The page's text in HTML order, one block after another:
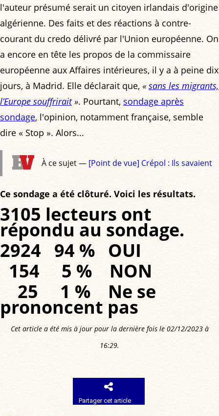
l'auteur présumé serait un citoyen irlandais d'origine
algérienne. Des faits et des réactions à contre-
courant du credo délivré par l'Union européenne. On
a encore en tête les propos de la commissaire
européenne aux Affaires intérieures, il y a à peine dix
jours, à Madrid. Elle déclarait que, « sans les migrants,
l’Europe souffrirait». Pourtant, sondage après
sondage, l'opinion, notamment française, semble
dire « Stop ». Alors...
À ce sujet — [Point de vue] Crépol : Ils savaient
Ce sondage a été clôturé. Voici les résultats.
3105 lecteurs ont
répondu au sondage.
2924 94 % OUI
154 5 % NON
25 1 % Ne se
prononcent pas
Cet article a été mis à jour pour la dernière fois le 02/12/2023 à
16:29.
Partager cet article